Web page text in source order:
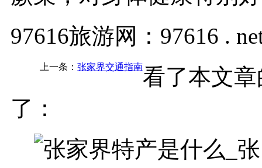
97616旅游网：97616 .
上一条： 张家界交通指南看了本文
了：